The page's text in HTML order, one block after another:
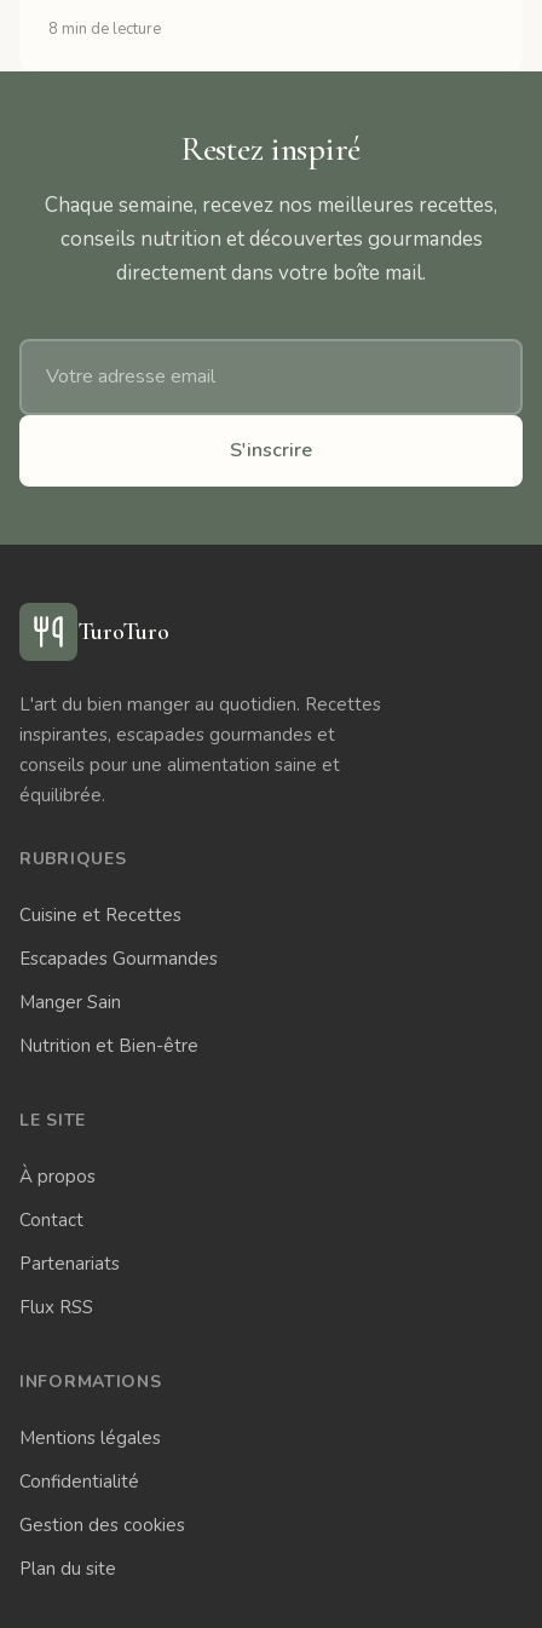
8 min de lecture
Restez inspiré
Chaque semaine, recevez nos meilleures recettes,
conseils nutrition et découvertes gourmandes
directement dans votre boîte mail.
Adresse email
S'inscrire
TuroTuro
L'art du bien manger au quotidien. Recettes
inspirantes, escapades gourmandes et
conseils pour une alimentation saine et
équilibrée.
RUBRIQUES
Cuisine et Recettes
Escapades Gourmandes
Manger Sain
Nutrition et Bien-être
LE SITE
À propos
Contact
Partenariats
Flux RSS
INFORMATIONS
Mentions légales
Confidentialité
Gestion des cookies
Plan du site